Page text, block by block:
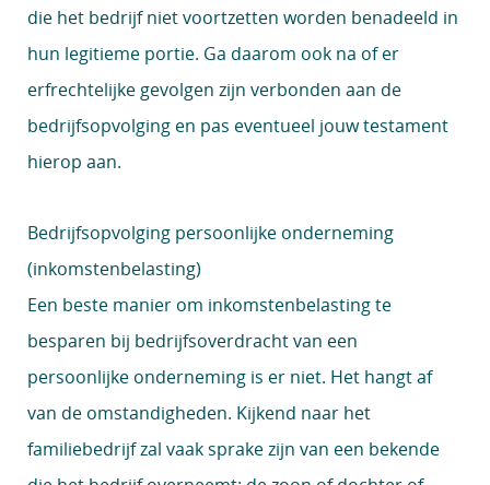
die het bedrijf niet voortzetten worden benadeeld in
hun legitieme portie. Ga daarom ook na of er
erfrechtelijke gevolgen zijn verbonden aan de
bedrijfsopvolging en pas eventueel jouw testament
hierop aan.
Bedrijfsopvolging persoonlijke onderneming
(inkomstenbelasting)
Een beste manier om inkomstenbelasting te
besparen bij bedrijfsoverdracht van een
persoonlijke onderneming is er niet. Het hangt af
van de omstandigheden. Kijkend naar het
familiebedrijf zal vaak sprake zijn van een bekende